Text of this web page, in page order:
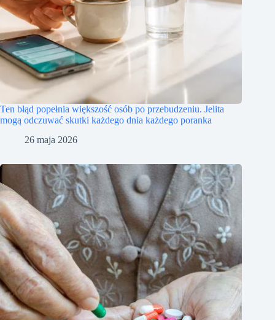
Ten błąd popełnia większość osób po przebudzeniu. Jelita
mogą odczuwać skutki każdego dnia każdego poranka
26 maja 2026